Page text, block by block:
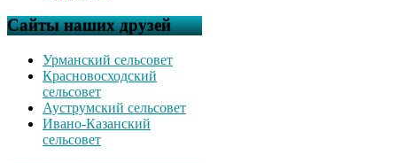
Сайты наших друзей
Урманский сельсовет
Красновосходский
сельсовет
Ауструмский сельсовет
Ивано-Казанский
сельсовет